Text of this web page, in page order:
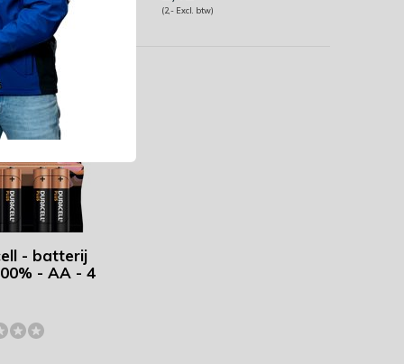
(2,- Excl. btw)
- batterij
- AA - 4